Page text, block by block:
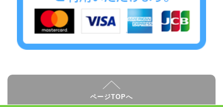
ページTOPへ